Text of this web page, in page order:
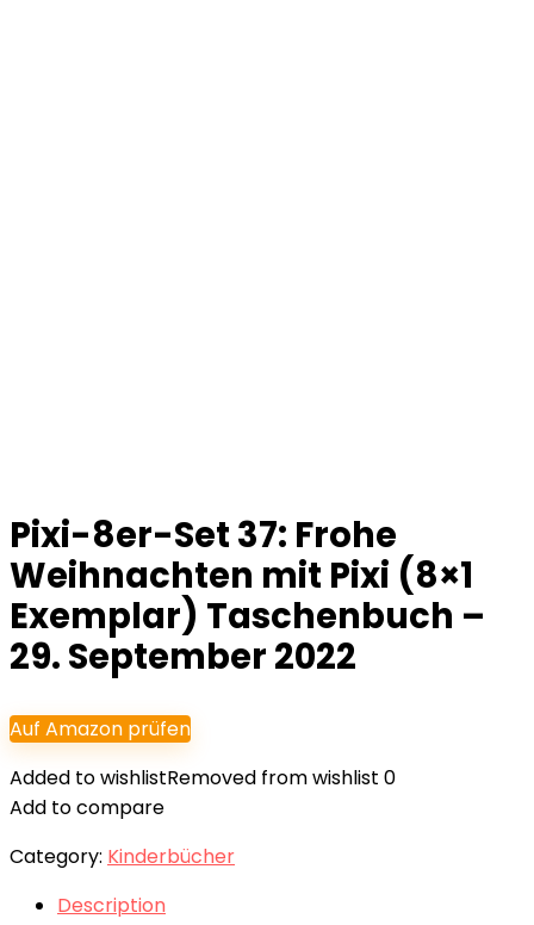
Pixi-8er-Set 37: Frohe
Weihnachten mit Pixi (8×1
Exemplar) Taschenbuch –
29. September 2022
Auf Amazon prüfen
Added to wishlistRemoved from wishlist 0
Add to compare
Category: Kinderbücher
Description